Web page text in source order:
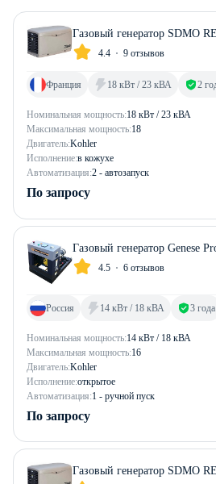
Газовый генератор SDMO
4.4 9 отзывов
Номинальная мощность:18 кВт / 23 кВА
Максимальная мощность:18
Двигатель:Kohler
Исполнение:в кожухе
Автоматизация:2 - автозапуск
Франция 18 кВт / 23 кВА 2
По запросу
Газовый генератор Genese
4.5 6 отзывов
Номинальная мощность:14 кВт / 18 кВА
Максимальная мощность:16
Двигатель:Kohler
Исполнение:открытое
Автоматизация:1 - ручной пуск
Россия 14 кВт / 18 кВА 3 года
По запросу
Газовый генератор SDMO